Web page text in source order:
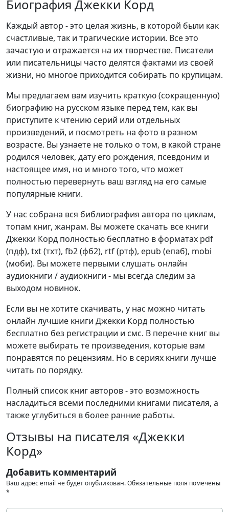
Биография Джекки Корд
Каждый автор - это целая жизнь, в которой были как
счастливые, так и трагические истории. Все это
зачастую и отражается на их творчестве. Писатели
или писательницы часто делятся фактами из своей
жизни, но многое приходится собирать по крупицам.
Мы предлагаем вам изучить краткую (сокращенную)
биографию на русском языке перед тем, как вы
приступите к чтению серий или отдельных
произведений, и посмотреть на фото в разном
возрасте. Вы узнаете не только о том, в какой стране
родился человек, дату его рождения, псевдоним и
настоящее имя, но и много того, что может
полностью перевернуть ваш взгляд на его самые
популярные книги.
У нас собрана вся библиография автора по циклам,
топам книг, жанрам. Вы можете скачать все книги
Джекки Корд полностью бесплатно в форматах pdf
(пдф), txt (тхт), fb2 (фб2), rtf (ртф), epub (епаб), mobi
(моби). Вы можете первыми слушать онлайн
аудиокниги / аудиокниги - мы всегда следим за
выходом новинок.
Если вы не хотите скачивать, у нас можно читать
онлайн лучшие книги Джекки Корд полностью
бесплатно без регистрации и смс. В перечне книг вы
можете выбирать те произведения, которые вам
понравятся по рецензиям. Но в сериях книги лучше
читать по порядку.
Полный список книг авторов - это возможность
насладиться всеми последними книгами писателя, а
также углубиться в более ранние работы.
Отзывы на писателя «Джекки
Корд»
Добавить комментарий
Ваш адрес email не будет опубликован.Обязательные поля помечены
*